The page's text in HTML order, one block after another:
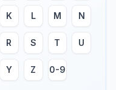
K L M N
R S T U
Y Z 0-9